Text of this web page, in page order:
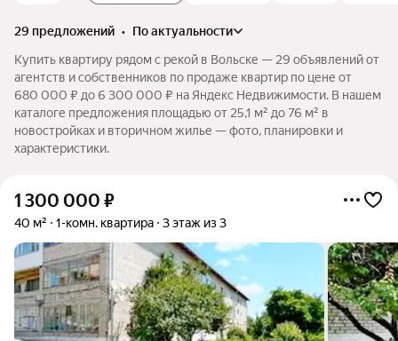
29 предложений •
по актуальности
Купить квартиру рядом с рекой в Вольске — 29 объявлений от
агентств и собственников по продаже квартир по цене от
680 000 ₽ до 6 300 000 ₽ на Яндекс Недвижимости. В нашем
каталоге предложения площадью от 25,1 м² до 76 м² в
новостройках и вторичном жилье — фото, планировки и
характеристики.
1 300 000 ₽
40 м² 1-комн. квартира 3 этаж из 3